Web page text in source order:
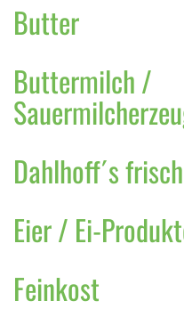
Butter
Buttermilch /
Dahlhoff´s
Eier / Ei-
Feinkost